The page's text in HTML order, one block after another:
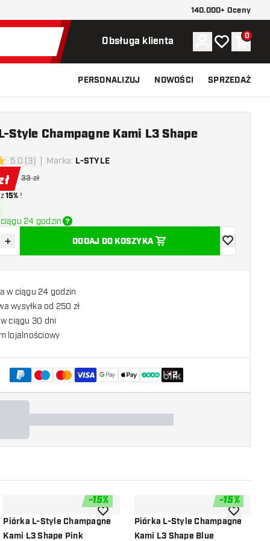
140.000+ Oceny
Obsługa klienta Konto
Moja listaKoszyk
0
PERSONALIZUJ NOWOŚCI SPRZEDAŻ
5.0 (3) Marka: L-STYLE
Style Champagne Kami L3 Shape
33 zł
15% !
24 godzin
ilość
Zwiększ ilość
+ DODAJ DO KOSZYKA
dodaj do
w ciągu 24 godzin
wysyłka od 250 zł
ciągu 30 dni
lojalnościowy
+2
życzeń
-15%
Piórka L-Style Champagne
Kami L3 Shape Pink
dodaj do listy życzeń
-15%
Piórka L-Style Champagne
Kami L3 Shape Blue
dodaj do